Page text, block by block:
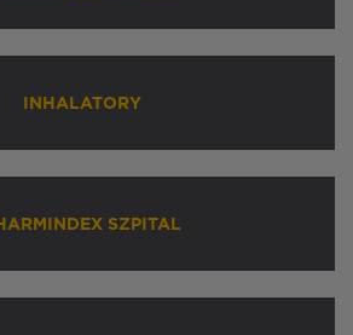
INHALATORY
SZPITAL